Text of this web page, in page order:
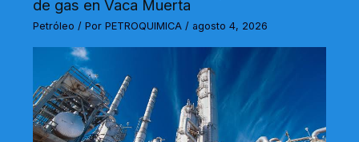
de gas en Vaca Muerta
Petróleo / PorPETROQUIMICA/ agosto 4, 2026